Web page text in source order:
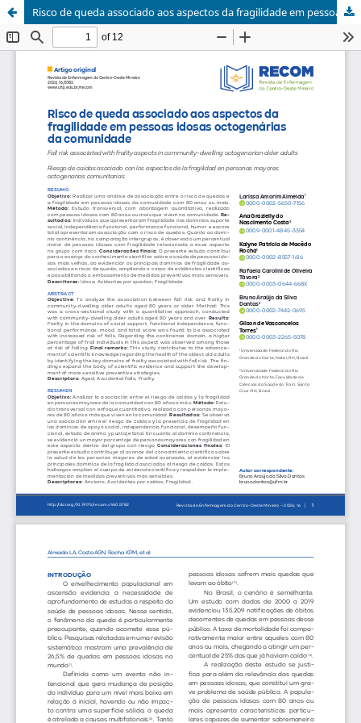
Risco de queda associado aos aspectos da fragilidade em pessoas idosas octogenárias da comunidade